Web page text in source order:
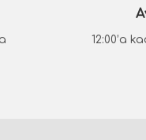
12:00’a